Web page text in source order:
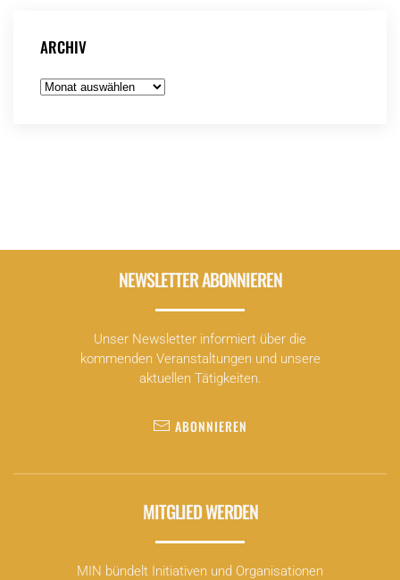
ARCHIV
Archiv
NEWSLETTER ABONNIEREN
Unser Newsletter informiert über die
kommenden Veranstaltungen und unsere
aktuellen Tätigkeiten.
ABONNIEREN
MITGLIED WERDEN
MIN bündelt Initiativen und Organisationen